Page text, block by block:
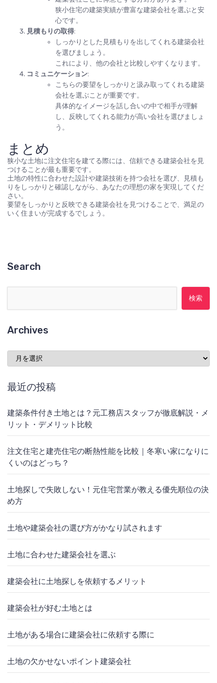
狭小住宅の建築実績が豊富な建築会社を選ぶと安
心です。
見積もりの取得:
しっかりとした見積もりを出してくれる建築会社
を選びましょう。
これにより、他の会社と比較しやすくなります。
コミュニケーション:
こちらの要望をしっかりと汲み取ってくれる建築
会社を選ぶことが重要です。
具体的なイメージを話し合いの中で相手が理解
し、反映してくれる能力が高い会社を選びましょ
う。
まとめ
狭小な土地に注文住宅を建てる際には、信頼できる建築会社を見
つけることが最も重要です。
土地の特性に合わせた設計や建築技術を持つ会社を選び、見積も
りをしっかりと確認しながら、あなたの理想の家を実現してくだ
さい。
要望をしっかりと反映できる建築会社を見つけることで、満足の
いく住まいが完成するでしょう。
Search
Archives
Archives
最近の投稿
建築条件付き土地とは？元工務店スタッフが徹底解説・メ
リット・デメリット比較
注文住宅と建売住宅の断熱性能を比較｜冬寒い家になりに
くいのはどっち？
土地探しで失敗しない！元住宅営業が教える優先順位の決
め方
土地や建築会社の選び方がかなり試されます
土地に合わせた建築会社を選ぶ
建築会社に土地探しを依頼するメリット
建築会社が好む土地とは
土地がある場合に建築会社に依頼する際に
土地の欠かせないポイント建築会社